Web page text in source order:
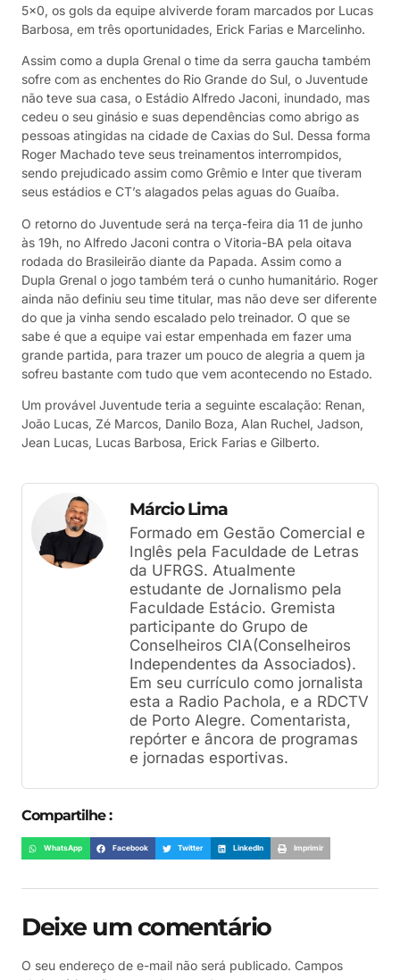
5×0, os gols da equipe alviverde foram marcados por Lucas
Barbosa, em três oportunidades, Erick Farias e Marcelinho.
Assim como a dupla Grenal o time da serra gaucha também
sofre com as enchentes do Rio Grande do Sul, o Juventude
não teve sua casa, o Estádio Alfredo Jaconi, inundado, mas
cedeu o seu ginásio e suas dependências como abrigo as
pessoas atingidas na cidade de Caxias do Sul. Dessa forma
Roger Machado teve seus treinamentos interrompidos,
sendo prejudicado assim como Grêmio e Inter que tiveram
seus estádios e CT’s alagados pelas aguas do Guaíba.
O retorno do Juventude será na terça-feira dia 11 de junho
às 19h, no Alfredo Jaconi contra o Vitoria-BA pela oitava
rodada do Brasileirão diante da Papada. Assim como a
Dupla Grenal o jogo também terá o cunho humanitário. Roger
ainda não definiu seu time titular, mas não deve ser diferente
do que ja vinha sendo escalado pelo treinador. O que se
sabe é que a equipe vai estar empenhada em fazer uma
grande partida, para trazer um pouco de alegria a quem ja
sofreu bastante com tudo que vem acontecendo no Estado.
Um provável Juventude teria a seguinte escalação: Renan,
João Lucas, Zé Marcos, Danilo Boza, Alan Ruchel, Jadson,
Jean Lucas, Lucas Barbosa, Erick Farias e Gilberto.
Márcio Lima
Formado em Gestão Comercial e
Inglês pela Faculdade de Letras
da UFRGS. Atualmente
estudante de Jornalismo pela
Faculdade Estácio. Gremista
participante do Grupo de
Conselheiros CIA(Conselheiros
Independentes da Associados).
Em seu currículo como jornalista
esta a Radio Pachola, e a RDCTV
de Porto Alegre. Comentarista,
repórter e âncora de programas
e jornadas esportivas.
Compartilhe :
WhatsApp Facebook Twitter LinkedIn Imprimir
Deixe um comentário
O seu endereço de e-mail não será publicado. Campos